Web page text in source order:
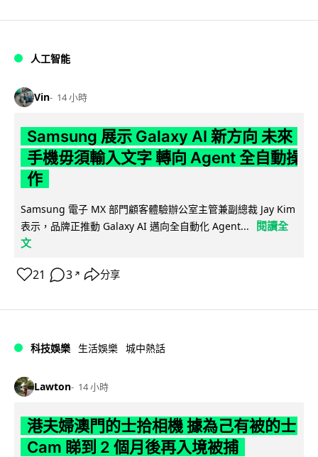
人工智能
Vin 14 小時
Samsung 展示 Galaxy AI 新方向 未來
手機毋須輸入文字 轉向 Agent 全自動操
作
Samsung 電子 MX 部門顧客體驗辦公室主管兼副總裁 Jay Kim
表示，品牌正推動 Galaxy AI 邁向全自動化 Agent...
閱讀全
文
21 3 ↗ 分享
科技娛樂 生活娛樂 城中熱話
Lawton 14 小時
港夫婦澳門的士拾相機 據為己有被的士
Cam 睇到 2 個月後再入境被捕